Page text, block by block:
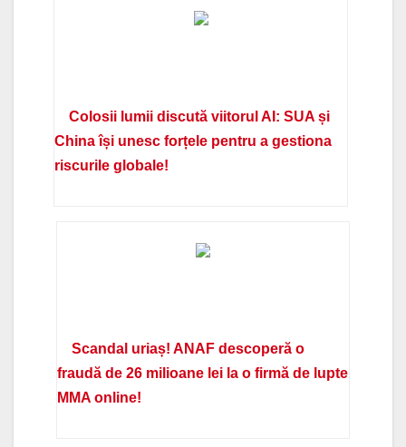
Colosii lumii discută viitorul AI: SUA și
China își unesc forțele pentru a gestiona
riscurile globale!
Scandal uriaș! ANAF descoperă o
fraudă de 26 milioane lei la o firmă de lupte
MMA online!